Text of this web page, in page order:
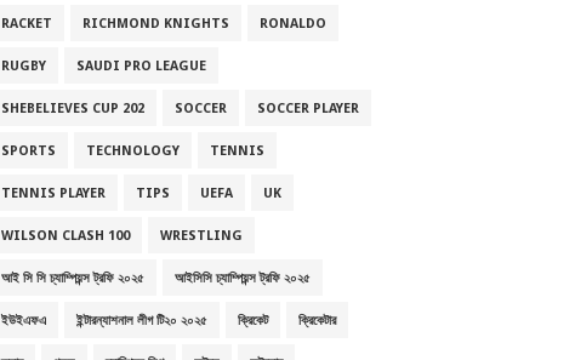
RACKET RICHMOND KNIGHTS RONALDO
RUGBY SAUDI PRO LEAGUE
SHEBELIEVES CUP 202 SOCCER SOCCER PLAYER
SPORTS TECHNOLOGY TENNIS
TENNIS PLAYER TIPS UEFA UK
WILSON CLASH 100 WRESTLING
আই সি সি চ্যাম্পিয়ন্স ট্রফি ২০২৫ আইসিসি চ্যাম্পিয়ন্স ট্রফি ২০২৫
ইউইএফএ ইন্টারন্যাশনাল লীগ টি২০ ২০২৫ ক্রিকেট ক্রিকেটার